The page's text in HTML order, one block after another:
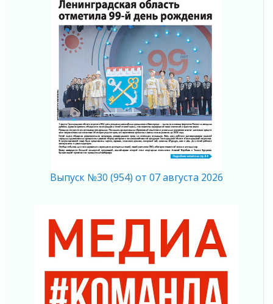
04 августа 2026
Награды нашли строителей
03 августа 2026
Ленобласть повышает производительность
03 августа 2026
Поддержка волонтерских объединений
03 августа 2026
Ладожский мост полностью закроют на два
03 августа 2026
03 августа 2026
Часть медиков в Ленобласти сможет
рассчитывать на доплату от региона
03 августа 2026
За сутки в Ленинградской области
ликвидировали 10 пожаров
03 августа 2026
Выпуск №30 (954) от 07 августа 2026